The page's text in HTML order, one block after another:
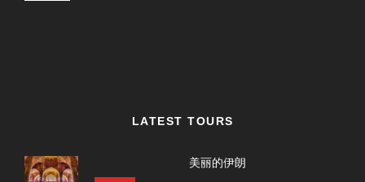
LATEST TOURS
美丽的伊朗